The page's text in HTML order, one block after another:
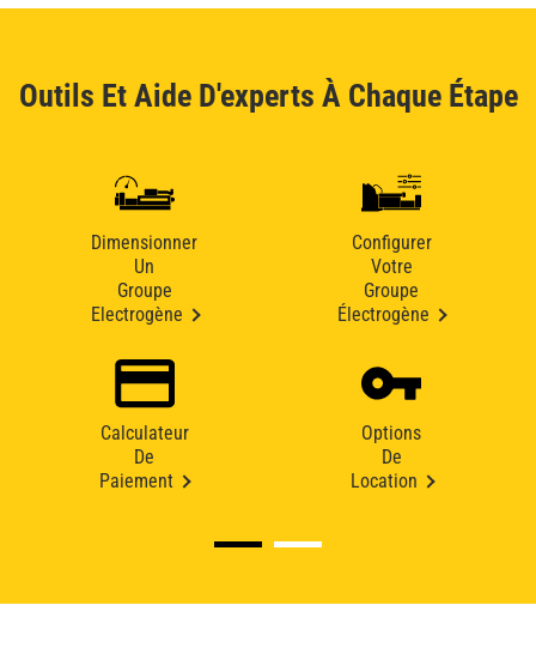
Outils Et Aide D'experts À Chaque Étape
Dimensionner
Un
Groupe
Electrogène
Configurer
Votre
Groupe
Électrogène
Calculateur
De
Paiement
Options
De
Location